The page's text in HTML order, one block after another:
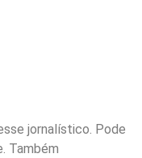
jornalístico. Pode
Também